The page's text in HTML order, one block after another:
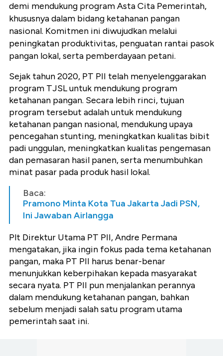
demi mendukung program Asta Cita Pemerintah,
khususnya dalam bidang ketahanan pangan
nasional. Komitmen ini diwujudkan melalui
peningkatan produktivitas, penguatan rantai pasok
pangan lokal, serta pemberdayaan petani.
Sejak tahun 2020, PT PII telah menyelenggarakan
program TJSL untuk mendukung program
ketahanan pangan. Secara lebih rinci, tujuan
program tersebut adalah untuk mendukung
ketahanan pangan nasional, mendukung upaya
pencegahan stunting, meningkatkan kualitas bibit
padi unggulan, meningkatkan kualitas pengemasan
dan pemasaran hasil panen, serta menumbuhkan
minat pasar pada produk hasil lokal.
Baca:
Pramono Minta Kota Tua Jakarta Jadi PSN,
Ini Jawaban Airlangga
Plt Direktur Utama PT PII, Andre Permana
mengatakan, jika ingin fokus pada tema ketahanan
pangan, maka PT PII harus benar-benar
menunjukkan keberpihakan kepada masyarakat
secara nyata. PT PII pun menjalankan perannya
dalam mendukung ketahanan pangan, bahkan
sebelum menjadi salah satu program utama
pemerintah saat ini.